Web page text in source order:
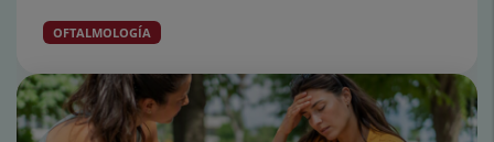
OFTALMOLOGÍA